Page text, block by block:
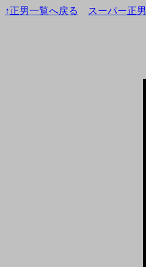
↑正男一覧へ戻る スーパー正